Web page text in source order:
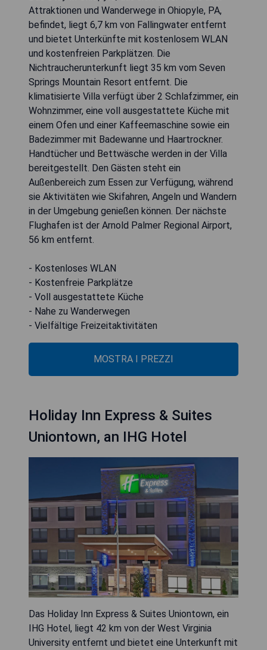
Attraktionen und Wanderwege in Ohiopyle, PA,
befindet, liegt 6,7 km von Fallingwater entfernt
und bietet Unterkünfte mit kostenlosem WLAN
und kostenfreien Parkplätzen. Die
Nichtraucherunterkunft liegt 35 km vom Seven
Springs Mountain Resort entfernt. Die
klimatisierte Villa verfügt über 2 Schlafzimmer, ein
Wohnzimmer, eine voll ausgestattete Küche mit
einem Ofen und einer Kaffeemaschine sowie ein
Badezimmer mit Badewanne und Haartrockner.
Handtücher und Bettwäsche werden in der Villa
bereitgestellt. Den Gästen steht ein
Außenbereich zum Essen zur Verfügung, während
sie Aktivitäten wie Skifahren, Angeln und Wandern
in der Umgebung genießen können. Der nächste
Flughafen ist der Arnold Palmer Regional Airport,
56 km entfernt.
- Kostenloses WLAN
- Kostenfreie Parkplätze
- Voll ausgestattete Küche
- Nahe zu Wanderwegen
- Vielfältige Freizeitaktivitäten
MOSTRA I PREZZI
Holiday Inn Express & Suites
Uniontown, an IHG Hotel
Das Holiday Inn Express & Suites Uniontown, ein
IHG Hotel, liegt 42 km von der West Virginia
University entfernt und bietet eine Unterkunft mit